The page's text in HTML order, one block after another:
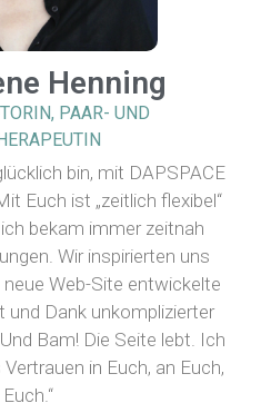
Henning
PAAR- UND
bin, mit DAPSPACE
Euch ist „zeitlich flexibel“
bekam immer zeitnah
Wir inspirierten uns
Web-Site entwickelte
und Dank unkomplizierter
Bam! Die Seite lebt. Ich
in Euch, an Euch,